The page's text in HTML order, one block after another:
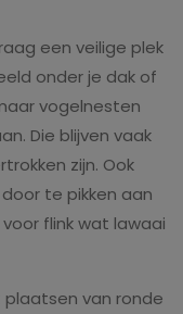
een veilige plek
onder je dak of
vogelnesten
Die blijven vaak
zijn. Ook
te pikken aan
flink wat lawaai
plaatsen van ronde